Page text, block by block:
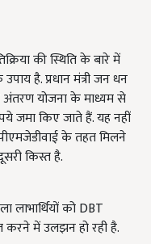
की स्थिति के बारे में
है. प्रधान मंत्री जन धन
अंतरण योजना के माध्यम से
जमा किए जाते हैं. यह नहीं
के तहत मिलने
किस्त है.
लाभार्थियों को DBT
करने में उलझन हो रही है.